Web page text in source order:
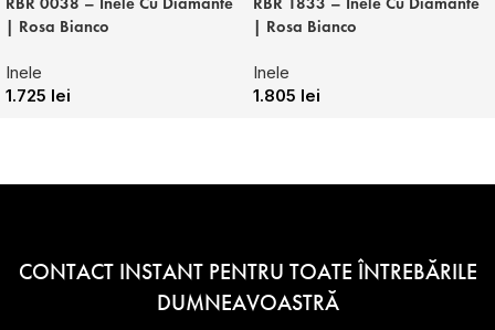
| Rosa Bianco
Inele
1.725 lei
| Rosa Bianco
Inele
1.805 lei
CONTACT INSTANT PENTRU TOATE ÎNTREBĂRILE
DUMNEAVOASTRĂ